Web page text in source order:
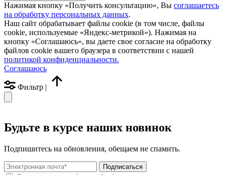
Нажимая кнопку «Получить консультацию», Вы соглашаетесь
на обработку персональных данных.
Наш сайт обрабатывает файлы cookie (в том числе, файлы
cookie, используемые «Яндекс-метрикой»). Нажимая на
кнопку «Соглашаюсь», вы даете свое согласие на обработку
файлов cookie вашего браузера в соответствии с нашей
политикой конфиденциальности.
Соглашаюсь
Фильтр |
Будьте в курсе наших новинок
Подпишитесь на обновления, обещаем не спамить.
Подписаться